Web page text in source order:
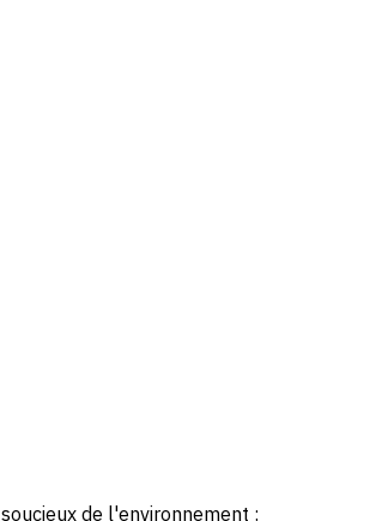
de l'environnement :